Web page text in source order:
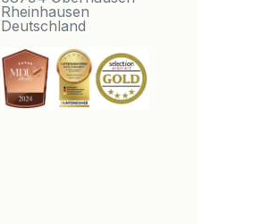
Rheinhausen
Deutschland